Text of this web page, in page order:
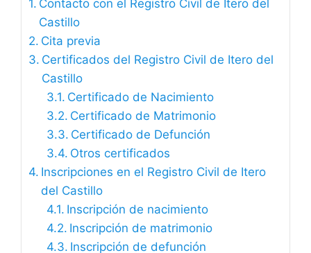
Contacto con el Registro Civil de Itero del
Castillo
Cita previa
Certificados del Registro Civil de Itero del
Castillo
Certificado de Nacimiento
Certificado de Matrimonio
Certificado de Defunción
Otros certificados
Inscripciones en el Registro Civil de Itero
del Castillo
Inscripción de nacimiento
Inscripción de matrimonio
Inscripción de defunción